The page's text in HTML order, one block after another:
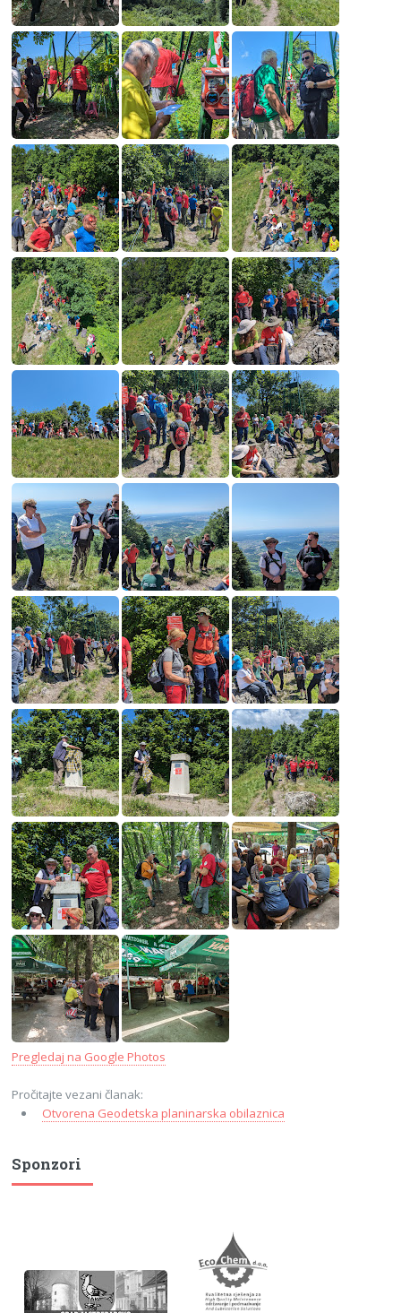
Pregledaj na Google Photos
Pročitajte vezani članak:
Otvorena Geodetska planinarska obilaznica
Sponzori